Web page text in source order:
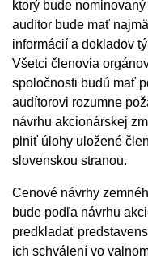
ktorý bude
audítor bude mať
informácií a dokladov
Všetci členovia
spoločnosti budú mať
audítorovi rozumne
návrhu akcionárskej
plniť úlohy uložené
slovenskou stranou.
Cenové návrhy
bude podľa návrhu
predkladať
ich schválení vo